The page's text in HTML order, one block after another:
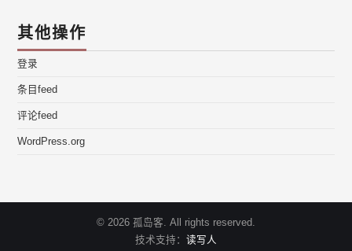
其他操作
登录
条目feed
评论feed
WordPress.org
© 2026 孤岛客. All rights reserved.
技术支持： 读写人